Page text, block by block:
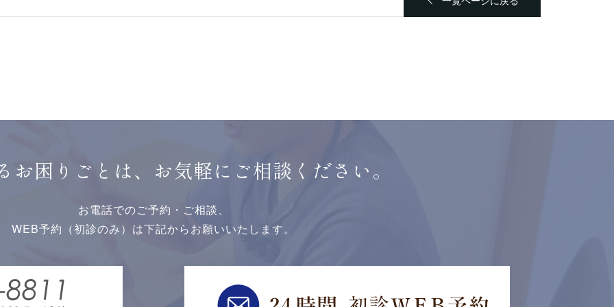
お困りごとは、お気軽にご相談ください。
お電話でのご予約・ご相談、
WEB予約（初診のみ）は下記からお願いいたします。